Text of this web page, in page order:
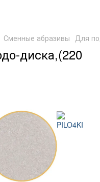
Сменные абразивы Для
диска,(220